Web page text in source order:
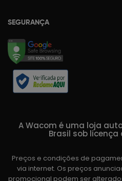
SEGURANÇA
A Wacom é uma loja
Brasil sob licença
Preços e condições de
via internet. Os preços
promocional podem ser